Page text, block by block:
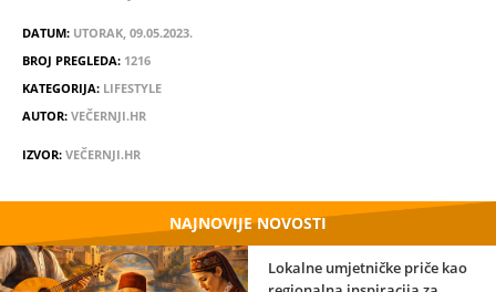
DATUM: UTORAK, 09.05.2023.
BROJ PREGLEDA: 1216
KATEGORIJA: LIFESTYLE
AUTOR: VEČERNJI.HR
IZVOR: VEČERNJI.HR
NAJNOVIJE NOVOSTI
Lokalne umjetničke priče kao